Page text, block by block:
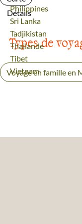
Voyage
Philippines
Voyage
Sri Lanka
Voyage
Tadjikistan
Voyage
Thailande
Voyage
Tibet
Voyage
Vietnam
Détails
Types de
Voyage en famille en